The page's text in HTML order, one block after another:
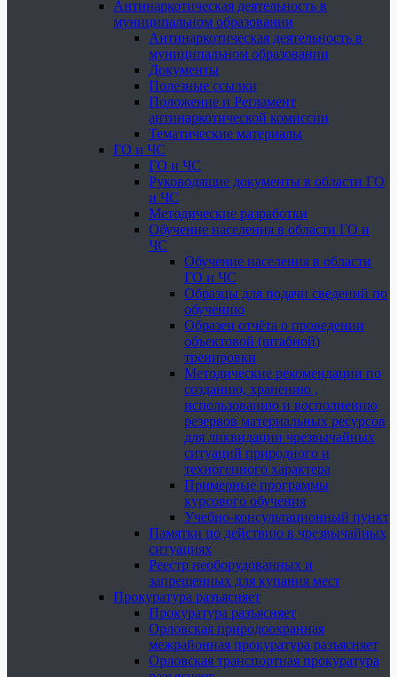
Антинаркотическая деятельность в
муниципальном образовании
Антинаркотическая деятельность в
муниципальном образовании
Документы
Полезные ссылки
Положение и Регламент
антинаркотической комиссии
Тематические материалы
ГО и ЧС
ГО и ЧС
Руководящие документы в области ГО
и ЧС
Методические разработки
Обучение населения в области ГО и
ЧС
Обучение населения в области
ГО и ЧС
Образцы для подачи сведений по
обучению
Образец отчёта о проведении
объектовой (штабной)
тренировки
Методические рекомендации по
созданию, хранению ,
использованию и восполнению
резервов материальных ресурсов
для ликвидации чрезвычайных
ситуаций природного и
техногенного характера
Примерные программы
курсового обучения
Учебно-консультационный пункт
Памятки по действию в чрезвычайных
ситуациях
Реестр необорудованных и
запрещенных для купания мест
Прокуратура разъясняет
Прокуратура разъясняет
Орловская природоохранная
межрайонная прокуратура разъясняет
Орловская транспортная прокуратура